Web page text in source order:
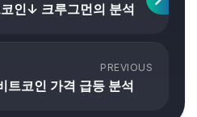
인↓ 크루그먼의 분석
PREVIOUS
트코인 가격 급등 분석